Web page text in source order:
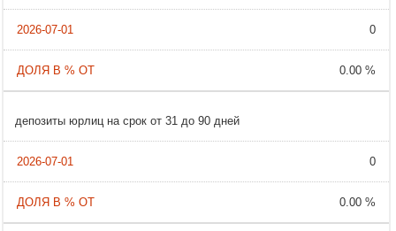
0
0.00 %
депозиты юрлиц на срок от 31 до 90 дней
0
0.00 %